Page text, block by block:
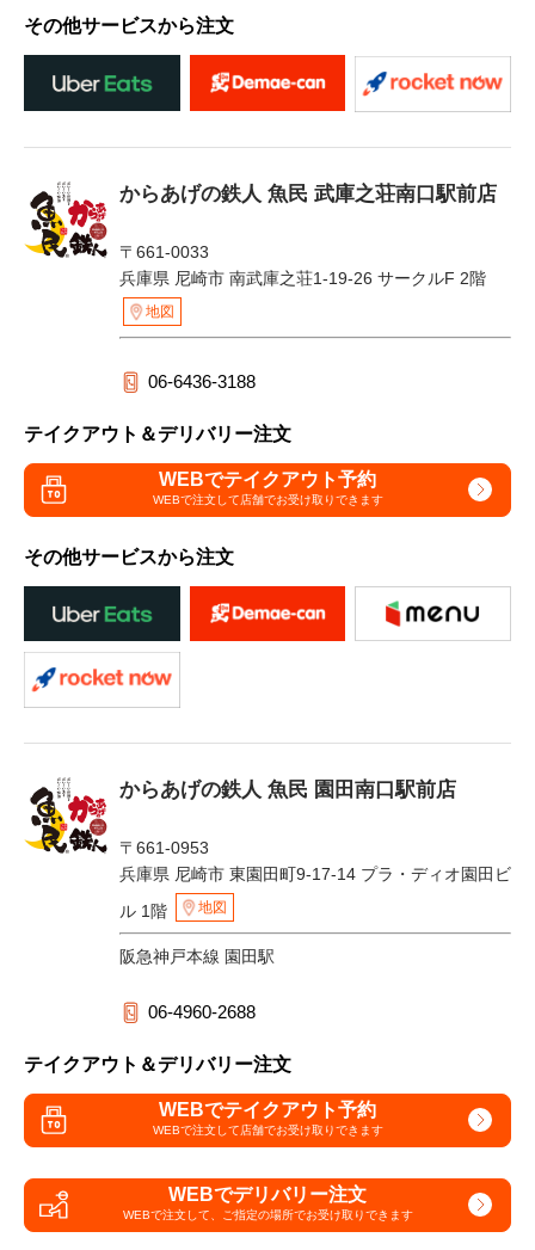
その他サービスから注文
からあげの鉄人 魚民 武庫之荘南口駅前店
〒661-0033
兵庫県 尼崎市 南武庫之荘1-19-26 サークルF 2階
地図
06-6436-3188
テイクアウト＆デリバリー注文
WEBでテイクアウト予約
WEBで注文して店舗でお受け取りできます
その他サービスから注文
からあげの鉄人 魚民 園田南口駅前店
〒661-0953
兵庫県 尼崎市 東園田町9-17-14 プラ・ディオ園田ビ
ル 1階
地図
阪急神戸本線 園田駅
06-4960-2688
テイクアウト＆デリバリー注文
WEBでテイクアウト予約
WEBで注文して店舗でお受け取りできます
WEBでデリバリー注文
WEBで注文して、 ご指定の場所でお受け取りできます